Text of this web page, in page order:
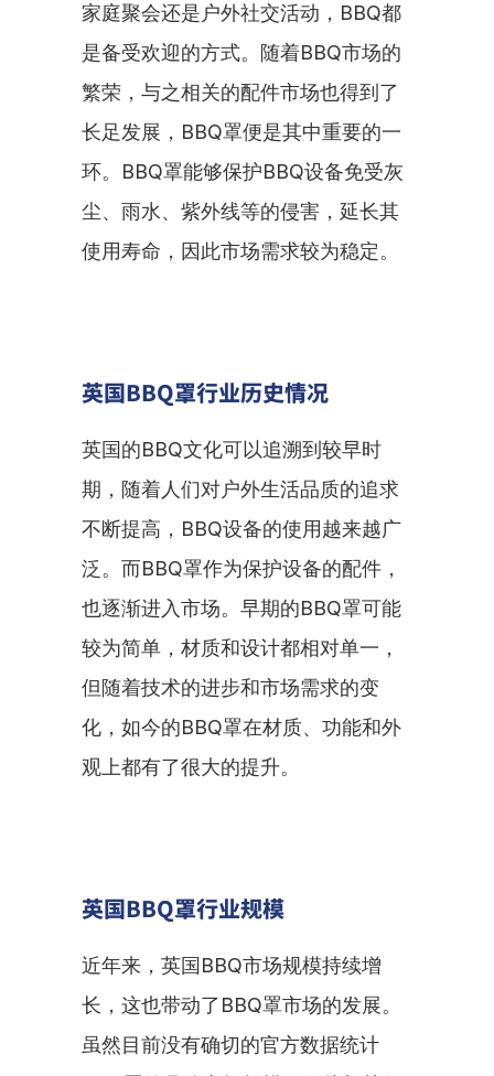
家庭聚会还是户外社交活动，BBQ都
是备受欢迎的方式。随着BBQ市场的
繁荣，与之相关的配件市场也得到了
长足发展，BBQ罩便是其中重要的一
环。BBQ罩能够保护BBQ设备免受灰
尘、雨水、紫外线等的侵害，延长其
使用寿命，因此市场需求较为稳定。
英国BBQ罩行业历史情况
英国的BBQ文化可以追溯到较早时
期，随着人们对户外生活品质的追求
不断提高，BBQ设备的使用越来越广
泛。而BBQ罩作为保护设备的配件，
也逐渐进入市场。早期的BBQ罩可能
较为简单，材质和设计都相对单一，
但随着技术的进步和市场需求的变
化，如今的BBQ罩在材质、功能和外
观上都有了很大的提升。
英国BBQ罩行业规模
近年来，英国BBQ市场规模持续增
长，这也带动了BBQ罩市场的发展。
虽然目前没有确切的官方数据统计